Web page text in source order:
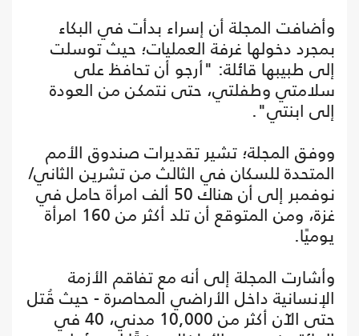
وأضافت المجلة أن إسراء بدأت في البكاء
بمجرد دخولها غرفة العمليات؛ حيث توسلت
إلى طبيبها قائلة: "أرجو أن تحافظ على
سلامتي وطفلتي، حتى نتمكن من العودة
إلى ابنتي".
ووفق المجلة؛ تشير تقديرات صندوق الأمم
المتحدة للسكان في الثالث من تشرين الثاني/
نوفمبر إلى أن هناك 50 ألف امرأة حامل في
غزة، ومن المتوقع أن تلد أكثر من 160 امرأة
يوميًا.
وأشارت المجلة إلى أنه مع تفاقم الأزمة
الإنسانية داخل الأراضي المحاصرة - حيث قُتل
حتى الآن أكثر من 10,000 مدني، 40 في